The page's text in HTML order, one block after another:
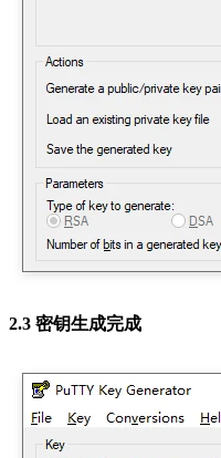
2.3 密钥生成完成